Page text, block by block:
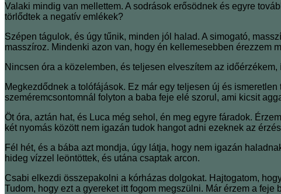
Valaki mindig van mellettem. A sodrások erősödnek és egyre
törlődtek a negatív emlékek?
Szépen tágulok, és úgy tűnik, minden jól halad. A simogató,
masszíroz. Mindenki azon van, hogy én kellemesebben érezzem
Nincsen óra a közelemben, és teljesen elveszítem az
Megkezdődnek a tolófájások. Ez már egy teljesen új és
szeméremcsontomnál folyton a baba feje elé szorul, ami kicsit
Öt óra, aztán hat, és Luca még sehol, én meg egyre fáradok.
két nyomás között nem igazán tudok hangot adni ezeknek az
Fél hét, és a bába azt mondja, úgy látja, hogy nem igazán
hideg vízzel leöntöttek, és utána csaptak arcon.
Csabi elkezdi összepakolni a kórházas dolgokat. Hajtogatom,
Tudom, hogy ezt a gyereket itt fogom megszülni. Már érzem a